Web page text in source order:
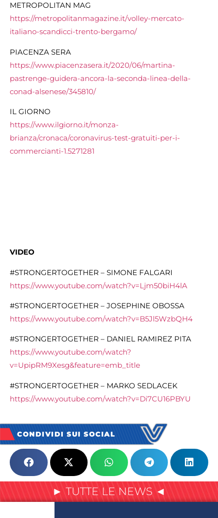
METROPOLITAN MAG
https://metropolitanmagazine.it/volley-mercato-
italiano-scandicci-trento-bergamo/
PIACENZA SERA
https://www.piacenzasera.it/2020/06/martina-
pastrenge-guidera-ancora-la-seconda-linea-della-
conad-alsenese/345810/
IL GIORNO
https://www.ilgiorno.it/monza-
brianza/cronaca/coronavirus-test-gratuiti-per-i-
commercianti-1.5271281
VIDEO
#STRONGERTOGETHER – SIMONE FALGARI
https://www.youtube.com/watch?v=Ljm50biH4lA
#STRONGERTOGETHER – JOSEPHINE OBOSSA
https://www.youtube.com/watch?v=B5Jl5WzbQH4
#STRONGERTOGETHER – DANIEL RAMIREZ PITA
https://www.youtube.com/watch?
v=UpipRM9Xesg&feature=emb_ title
#STRONGERTOGETHER – MARKO SEDLACEK
https://www.youtube.com/watch?v=Di7CU16PBYU
CONDIVIDI SUI SOCIAL
► TUTTE LE NEWS ◄